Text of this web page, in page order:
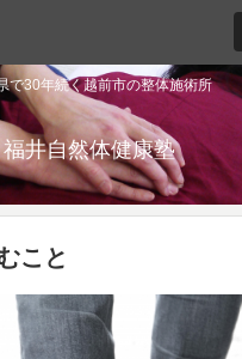
で30年続く越前市の整体施術所
福井自然体健康塾
こと